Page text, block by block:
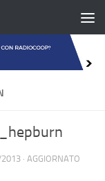
· AGGIORNATO